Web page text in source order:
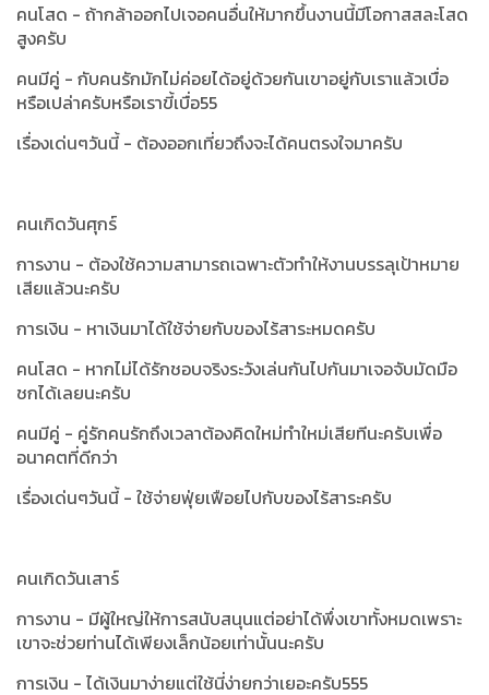
คนโสด - ถ้ากล้าออกไปเจอคนอื่นให้มากขึ้นงานนี้มีโอกาสสละโสด
สูงครับ
คนมีคู่ - กับคนรักมักไม่ค่อยได้อยู่ด้วยกันเขาอยู่กับเราแล้วเบื่อ
หรือเปล่าครับหรือเราขี้เบื่อ55
เรื่องเด่นๆวันนี้ - ต้องออกเที่ยวถึงจะได้คนตรงใจมาครับ
คนเกิดวันศุกร์
การงาน - ต้องใช้ความสามารถเฉพาะตัวทำให้งานบรรลุเป้าหมาย
เสียแล้วนะครับ
การเงิน - หาเงินมาได้ใช้จ่ายกับของไร้สาระหมดครับ
คนโสด - หากไม่ได้รักชอบจริงระวังเล่นกันไปกันมาเจอจับมัดมือ
ชกได้เลยนะครับ
คนมีคู่ - คู่รักคนรักถึงเวลาต้องคิดใหม่ทำใหม่เสียทีนะครับเพื่อ
อนาคตที่ดีกว่า
เรื่องเด่นๆวันนี้ - ใช้จ่ายฟุ่ยเฟือยไปกับของไร้สาระครับ
คนเกิดวันเสาร์
การงาน - มีผู้ใหญ่ให้การสนับสนุนแต่อย่าได้พึ่งเขาทั้งหมดเพราะ
เขาจะช่วยท่านได้เพียงเล็กน้อยเท่านั้นนะครับ
การเงิน - ได้เงินมาง่ายแต่ใช้นี่ง่ายกว่าเยอะครับ555